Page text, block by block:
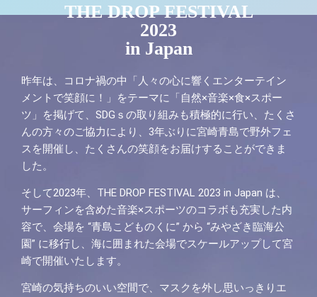
THE DROP FESTIVAL
2023
in Japan
昨年は、コロナ禍の中「人々の心に響くエンターテイン
メントで笑顔に！」をテーマに「自然×音楽×食×スポー
ツ」を掲げて、SDGｓの取り組みも積極的に行い、たくさ
んの方々のご協力により、3年ぶりに宮崎青島で野外フェ
スを開催し、たくさんの笑顔をお届けすることができま
した。
そして2023年、THE DROP FESTIVAL 2023 in Japan は、
サーフィンを含めた音楽×スポーツのコラボも充実した内
容で、会場を “青島こどものくに” から “みやざき臨海公
園” に移行し、海に囲まれた会場でスケールアップして宮
崎で開催いたします。
宮崎の気持ちのいい空間で、マスクを外し思いっきりエ